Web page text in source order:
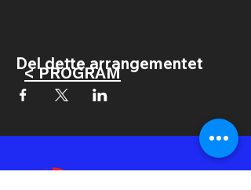
Del dette arrangementet
< PROGRAM